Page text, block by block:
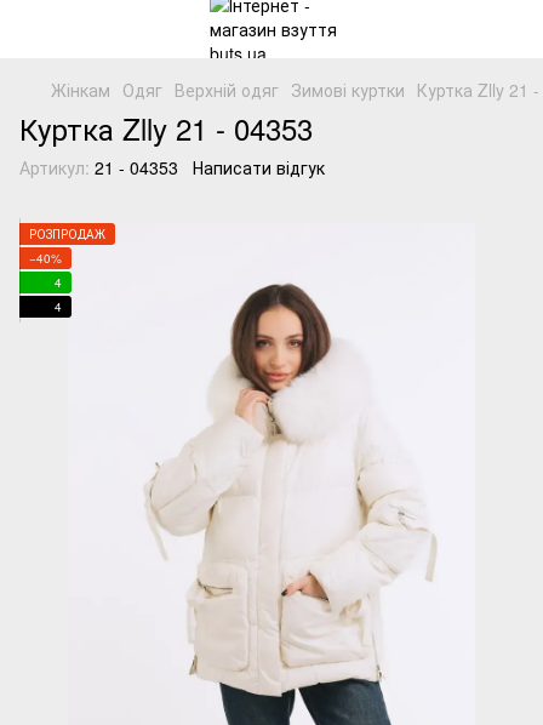
Жінкам Одяг Верхній одяг Зимові куртки Куртка Zlly 21
Куртка Zlly 21 - 04353
Артикул: 21 - 04353 Написати відгук
РОЗПРОДАЖ
−40%
4
4